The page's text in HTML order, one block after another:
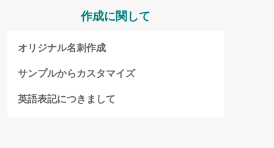
作成に関して
オリジナル名刺作成
サンプルからカスタマイズ
英語表記につきまして